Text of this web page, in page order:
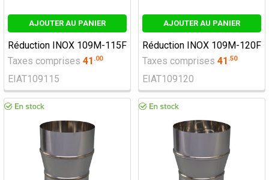
AJOUTER AU PANIER
Réduction INOX 109M-115F
Taxes comprises 41 .00
EIAT109115
AJOUTER AU PANIER
Réduction INOX 109M-120F
Taxes comprises 41 .50
EIAT109120